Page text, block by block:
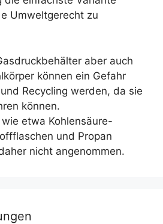
Umweltgerecht zu
aber auch
können ein Gefahr
Recycling werden, da sie
können.
etwa Kohlensäure-
und Propan
nicht angenommen.